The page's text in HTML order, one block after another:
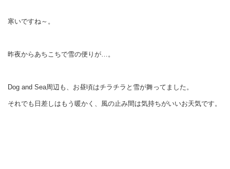
寒いですね～。
昨夜からあちこちで雪の便りが…。
Dog and Sea周辺も、お昼頃はチラチラと雪が舞ってました。
それでも日差しはもう暖かく、風の止み間は気持ちがいいお天気です。